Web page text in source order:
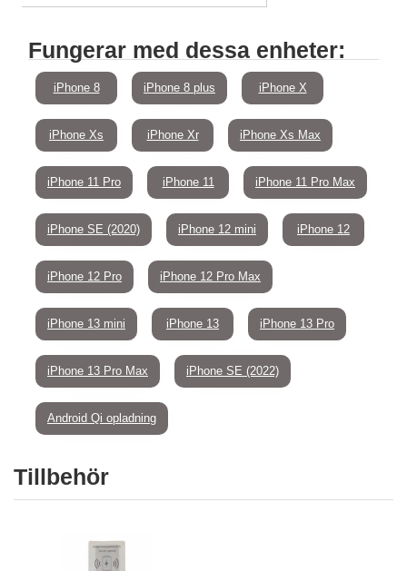
Fungerar med dessa enheter:
iPhone 8 iPhone 8 plus iPhone X
iPhone Xs iPhone Xr iPhone Xs Max
iPhone 11 Pro iPhone 11 iPhone 11 Pro Max
iPhone SE (2020) iPhone 12 mini iPhone 12
iPhone 12 Pro iPhone 12 Pro Max
iPhone 13 mini iPhone 13 iPhone 13 Pro
iPhone 13 Pro Max iPhone SE (2022)
Android Qi opladning
Tillbehör